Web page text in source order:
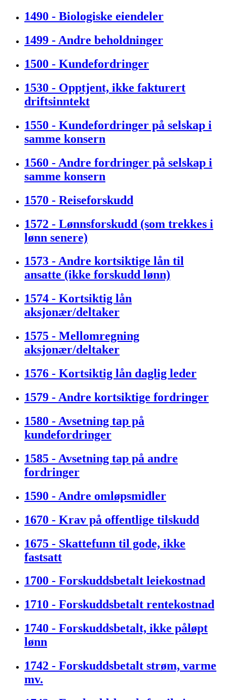
1490 - Biologiske eiendeler
1499 - Andre beholdninger
1500 - Kundefordringer
1530 - Opptjent, ikke fakturert
driftsinntekt
1550 - Kundefordringer på selskap i
samme konsern
1560 - Andre fordringer på selskap i
samme konsern
1570 - Reiseforskudd
1572 - Lønnsforskudd (som trekkes i
lønn senere)
1573 - Andre kortsiktige lån til
ansatte (ikke forskudd lønn)
1574 - Kortsiktig lån
aksjonær/deltaker
1575 - Mellomregning
aksjonær/deltaker
1576 - Kortsiktig lån daglig leder
1579 - Andre kortsiktige fordringer
1580 - Avsetning tap på
kundefordringer
1585 - Avsetning tap på andre
fordringer
1590 - Andre omløpsmidler
1670 - Krav på offentlige tilskudd
1675 - Skattefunn til gode, ikke
fastsatt
1700 - Forskuddsbetalt leiekostnad
1710 - Forskuddsbetalt rentekostnad
1740 - Forskuddsbetalt, ikke påløpt
lønn
1742 - Forskuddsbetalt strøm, varme
mv.